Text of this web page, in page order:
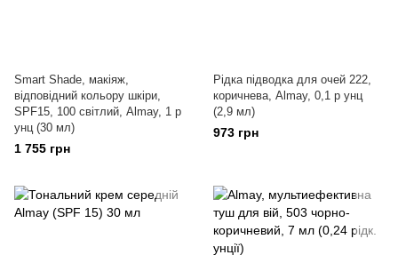
Smart Shade, макіяж,
відповідний кольору шкіри,
SPF15, 100 світлий, Almay, 1 р
унц (30 мл)
1 755 грн
Рідка підводка для очей 222,
коричнева, Almay, 0,1 р унц
(2,9 мл)
973 грн